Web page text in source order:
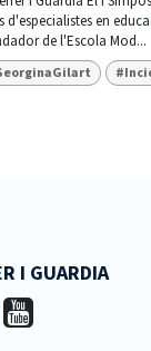
d'especialistes en
de l'Escola Mod...
I GUARDIA